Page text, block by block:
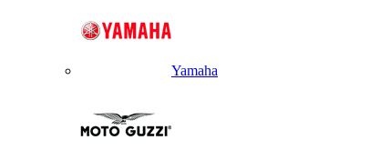
Yamaha